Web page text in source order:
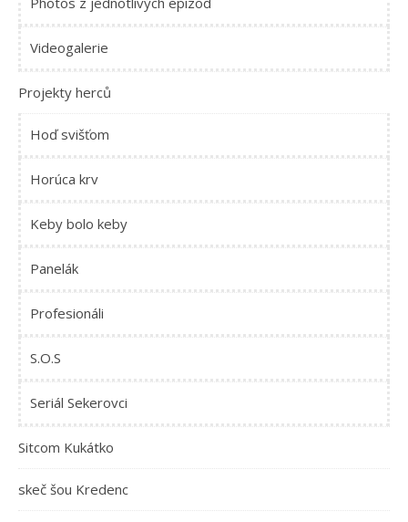
Videogalerie
Projekty herců
Hoď svišťom
Horúca krv
Keby bolo keby
Panelák
Profesionáli
S.O.S
Seriál Sekerovci
Sitcom Kukátko
skeč šou Kredenc